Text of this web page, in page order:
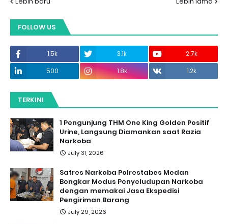
FOLLOW US
1.5k 3.1k
2.7k
500
1.8k 1.2k
TERKINI
1 Pengunjung THM One King Golden Positif
Urine, Langsung Diamankan saat Razia
Narkoba
July 31, 2026
Satres Narkoba Polrestabes Medan
Bongkar Modus Penyeludupan Narkoba
dengan memakai Jasa Ekspedisi
Pengiriman Barang
July 29, 2026